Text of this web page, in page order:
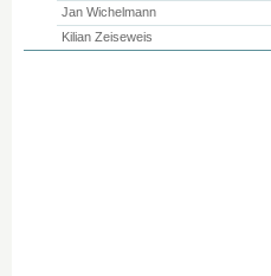
Jan Wichelmann
Kilian Zeiseweis